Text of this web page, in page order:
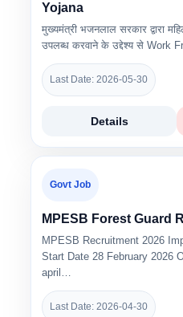
Yojana
मुख्यमंत्री भजनलाल सरकार द्वारा
उपलब्ध करवाने के उद्देश्य से Work
Last Date: 2026-05-30
Details
Govt Job
MPESB Forest Guard
MPESB Recruitment 2026
Start Date 28 February 2026
april…
Last Date: 2026-04-30